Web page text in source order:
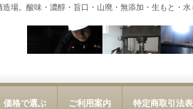
場。酸味・濃醇・旨口・山廃・無添加・生もと・
価格で選ぶ ご利用案内 特定商取引法